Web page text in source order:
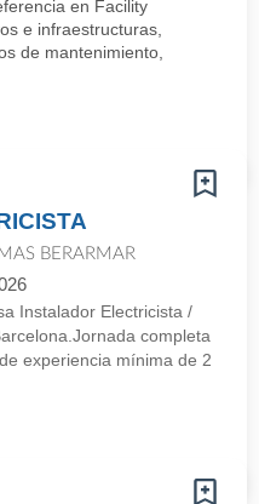
en Facility
e infraestructuras,
de mantenimiento,
BERARMAR
Instalador Electricista /
completa
experiencia mínima de 2